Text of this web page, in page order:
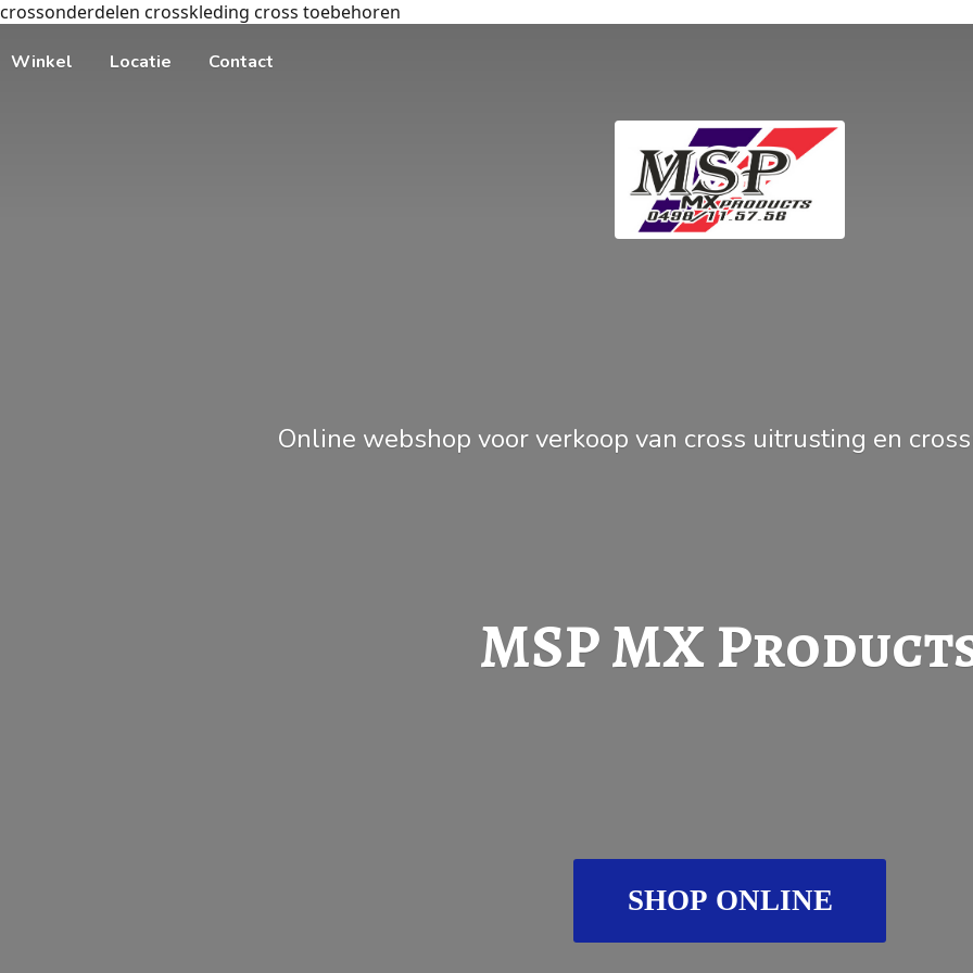
crossonderdelen crosskleding cross toebehoren
Winkel Locatie Contact
MSPMX
Online webshop voor verkoop van cross uitrusting en
SHOP ONLINE